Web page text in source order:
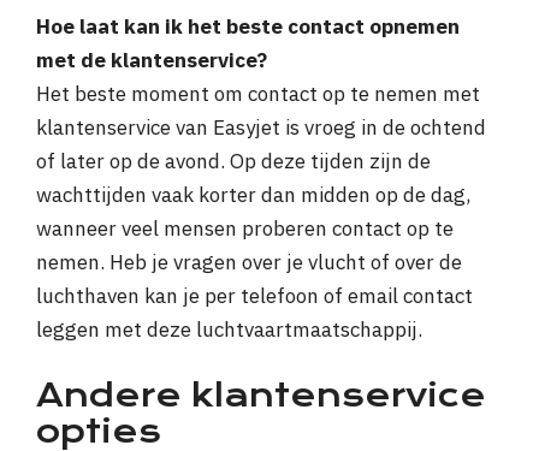
Hoe laat kan ik het beste contact opnemen
met de klantenservice?
Het beste moment om contact op te nemen met
klantenservice van Easyjet is vroeg in de ochtend
of later op de avond. Op deze tijden zijn de
wachttijden vaak korter dan midden op de dag,
wanneer veel mensen proberen contact op te
nemen. Heb je vragen over je vlucht of over de
luchthaven kan je per telefoon of email contact
leggen met deze luchtvaartmaatschappij.
Andere klantenservice
opties